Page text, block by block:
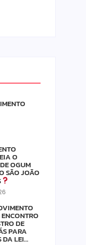
O
OGUM
SÃO JOÃO
DE
PARA
DA LEI…